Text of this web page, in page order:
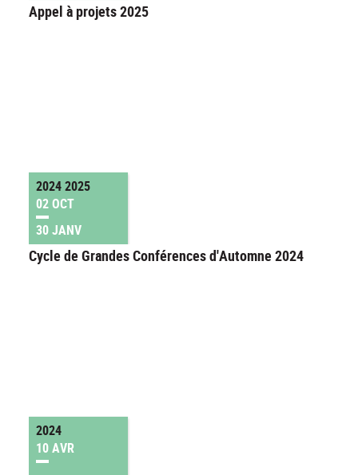
Appel à projets 2025
2024 2025
02 OCT
30 JANV
Cycle de Grandes Conférences d'Automne 2024
2024
10 AVR